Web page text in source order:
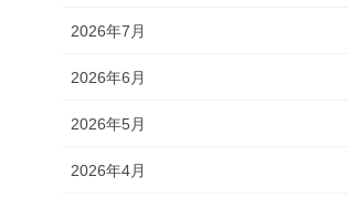
2026年7月
2026年6月
2026年5月
2026年4月